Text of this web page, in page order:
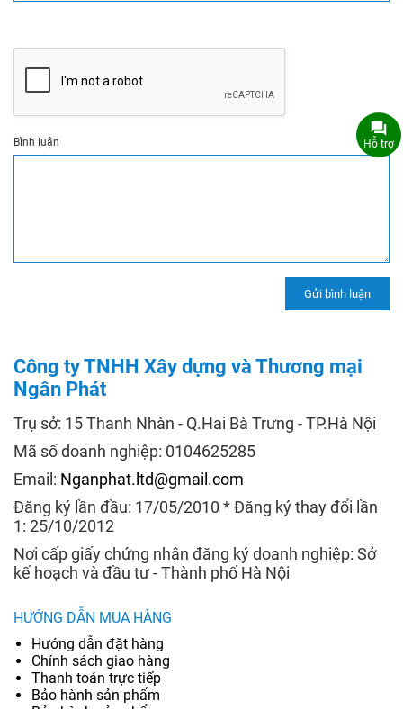
Bình luận
Công ty TNHH Xây dựng và Thương mại
Ngân Phát
Trụ sở: 15 Thanh Nhàn - Q.Hai Bà Trưng - TP.Hà Nội
Mã số doanh nghiệp: 0104625285
Email: Nganphat.ltd@gmail.com
Đăng ký lần đầu: 17/05/2010 * Đăng ký thay đổi lần
1: 25/10/2012
Nơi cấp giấy chứng nhận đăng ký doanh nghiệp: Sở
kế hoạch và đầu tư - Thành phố Hà Nội
HƯỚNG DẪN MUA HÀNG
Hướng dẫn đặt hàng
Chính sách giao hàng
Thanh toán trực tiếp
Bảo hành sản phẩm
Hỗ trợ